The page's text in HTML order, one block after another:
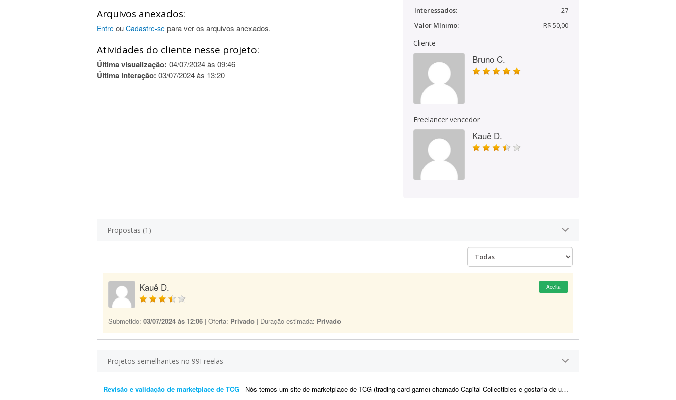
Arquivos anexados:
Entre ou Cadastre-se para ver os arquivos anexados.
Atividades do cliente nesse projeto:
Última visualização: 04/07/2024 às 09:46
Última interação: 03/07/2024 às 13:20
Interessados:
27
Valor Mínimo:
R$ 50,00
Cliente
Bruno C.
Freelancer vencedor
Kauê D.
Propostas (1)
Kauê D. Aceita
Submetido: 03/07/2024 às 12:06 | Oferta: Privado | Duração estimada: Privado
Projetos semelhantes no 99Freelas
Revisão e validação de marketplace de TCG - Nós temos um site de marketplace de TCG (trading card game) chamado Capital Collectibles e gostaria de um programador front-end e back-end para nos ajudar a revisar a estrutura e validar a p...